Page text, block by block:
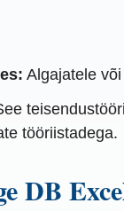
Algajatele
tööriistadega.
DB